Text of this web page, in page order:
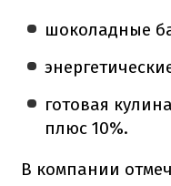
шоколадные
готовая
плюс 10%.
В компании